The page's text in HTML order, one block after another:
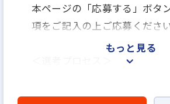
本ページの「応募する」ボタ
項をご記入の上ご応募ください
▼
もっと見る